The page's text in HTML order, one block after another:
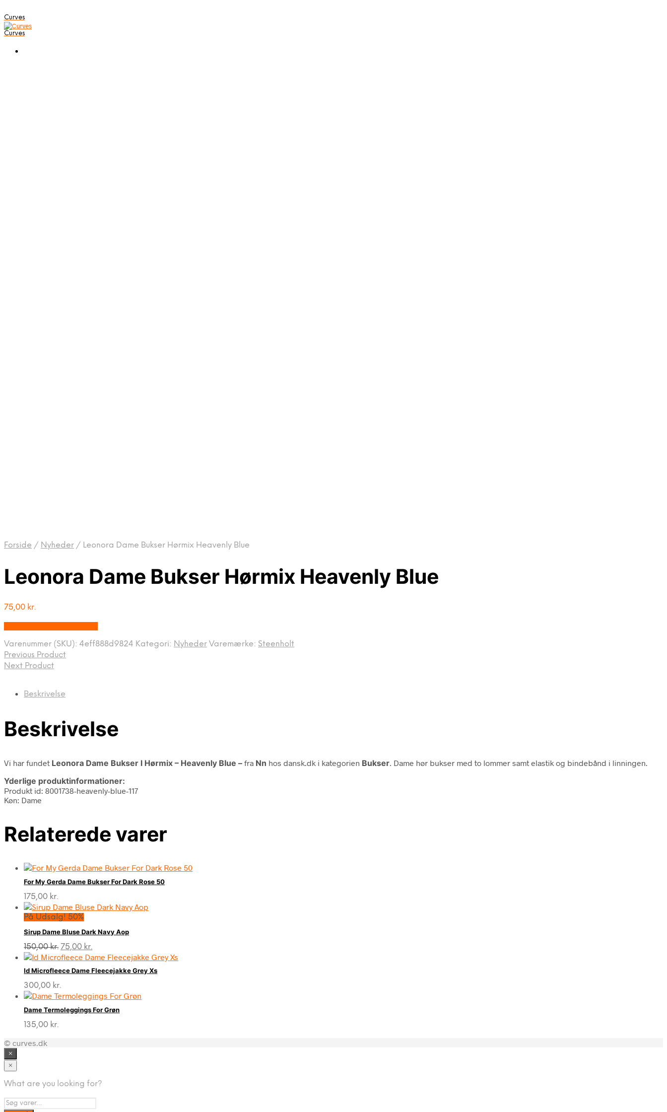
Curves
Curves
Forside / Nyheder / Leonora Dame Bukser Hørmix Heavenly Blue
Leonora Dame Bukser Hørmix Heavenly Blue
75,00 kr.
Varenummer (SKU): 4eff888d9824 Kategori: Nyheder Varemærke: Steenholt
Previous Product
Next Product
Beskrivelse
Beskrivelse
Vi har fundet Leonora Dame Bukser I Hørmix – Heavenly Blue – fra Nn hos dansk.dk i kategorien Bukser . Dame hør bukser med to lommer samt elastik og bindebånd i linningen.
Yderlige produktinformationer:
Produkt id: 8001738-heavenly-blue-117
Køn: Dame
Relaterede varer
For My Gerda Dame Bukser For Dark Rose 50
175,00 kr.
På Udsalg! 50%
Sirup Dame Bluse Dark Navy Aop
150,00kr. Den
oprindelige
var:
150,00 kr..
75,00 kr.
aktuelle
er:
Id Microfleece Dame Fleecejakke Grey Xs
300,00 kr.
Dame Termoleggings For Grøn
135,00 kr.
© curves.dk
×
×
What are you looking for?